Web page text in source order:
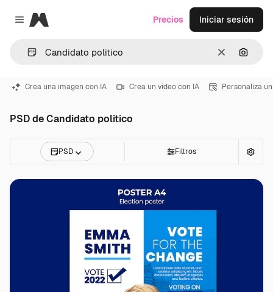
Close menu
Magnific
Borrar
Precios Iniciar sesión
Crea una imagen con IA Crea un vídeo con IA Personaliza
PSD de Candidato politico
PSD Filtros